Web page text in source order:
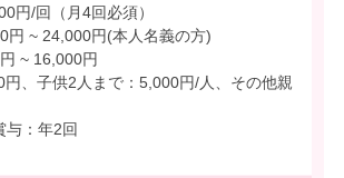
円/回（月4回必須）
円 ~ 24,000円(本人名義の方)
~ 16,000円
、子供2人まで：5,000円/人、その他親
：年2回